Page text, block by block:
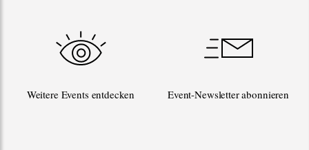
Weitere Events entdecken Event-Newsletter abonnieren